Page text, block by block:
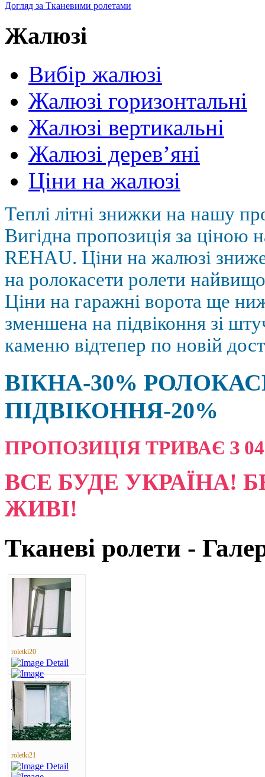
Догляд за Тканевими ролетами
Жалюзі
Вибір жалюзі
Жалюзі горизонтальні
Жалюзі вертикальні
Жалюзі дерев’яні
Ціни на жалюзі
Теплі літні знижки на нашу
Вигідна пропозиція за ціною
REHAU. Ціни на жалюзі
на ролокасети ролети
Ціни на гаражні ворота ще
зменшена на підвіконня зі
каменю відтепер по новій
ВІКНА-30%
ПІДВІКОННЯ-20%
ПРОПОЗИЦІЯ ТРИВАЄ З
ВСЕ БУДЕ УКРАЇНА!
ЖИВІ!
Тканеві ролети -
roletki20
roletki21